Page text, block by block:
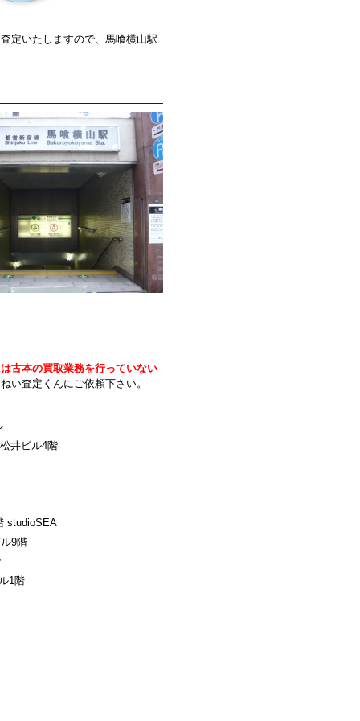
定いたしますので、馬喰横山駅
古本の買取業務を行っていない
い査定くんにご依頼下さい。
井ビル4階
studioSEA
9階
1階